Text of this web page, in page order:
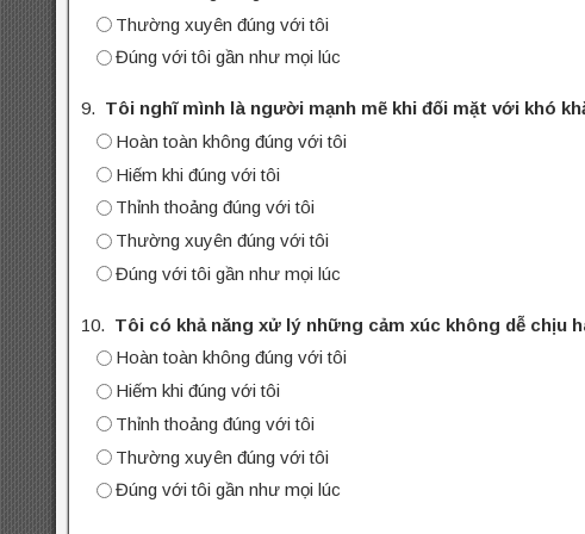
Thường xuyên đúng với tôi
Đúng với tôi gần như mọi lúc
9. Tôi nghĩ mình là người mạnh mẽ khi đối mặt với khó
Hoàn toàn không đúng với tôi
Hiếm khi đúng với tôi
Thỉnh thoảng đúng với tôi
Thường xuyên đúng với tôi
Đúng với tôi gần như mọi lúc
10. Tôi có khả năng xử lý những cảm xúc không dễ chịu
Hoàn toàn không đúng với tôi
Hiếm khi đúng với tôi
Thỉnh thoảng đúng với tôi
Thường xuyên đúng với tôi
Đúng với tôi gần như mọi lúc